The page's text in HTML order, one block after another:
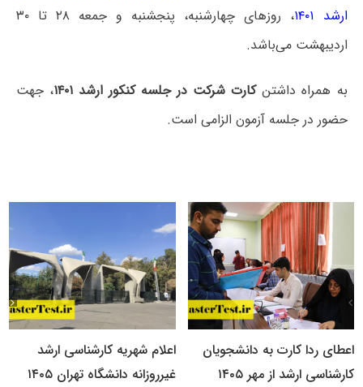
ارشد ۱۴۰۱
، روزهای چهارشنبه، پنجشنبه و جمعه ۲۸ تا ۳۰
اردیبهشت می‌باشد.
به همراه داشتنکارت شرکت در جلسه کنکور ارشد ۱۴۰۱
، جهت
حضور در جلسه آزمون الزامی است.
اعطای ردا کارت به دانشجویان
کارشناسی ارشد از مهر ۱۴۰۵
اعلام شهریه کارشناسی ارشد
غیرروزانه دانشگاه تهران ۱۴۰۵